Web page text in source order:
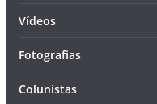
Vídeos
Fotografias
Colunistas